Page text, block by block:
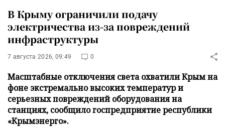
В Крыму ограничили подачу
электричества из-за повреждений
инфраструктуры
7 августа 2026, 09:49 0
Масштабные отключения света охватили Крым на
фоне экстремально высоких температур и
серьезных повреждений оборудования на
станциях, сообщило госпредприятие республики
«Крымэнерго».